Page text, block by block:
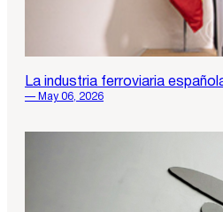
La industria ferroviaria
— May 06, 2026